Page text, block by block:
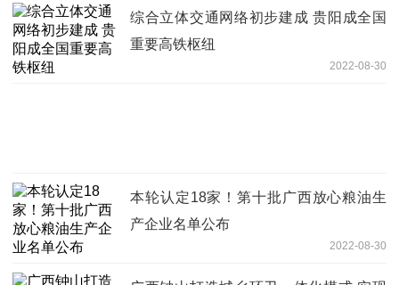
综合立体交通网络初步建成 贵阳成全国
重要高铁枢纽
2022-08-30
本轮认定18家！第十批广西放心粮油生
产企业名单公布
2022-08-30